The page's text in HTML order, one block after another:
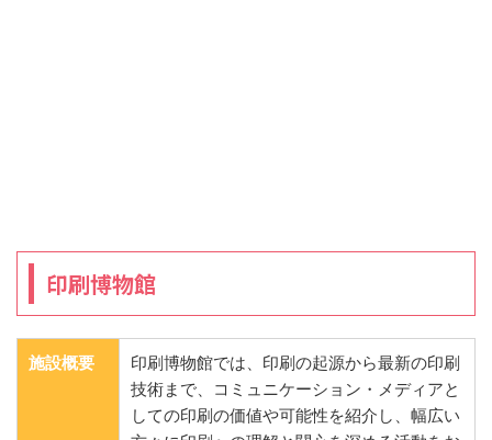
印刷博物館
施設概要
印刷博物館では、印刷の起源から最新の印刷
技術まで、コミュニケーション・メディアと
しての印刷の価値や可能性を紹介し、幅広い